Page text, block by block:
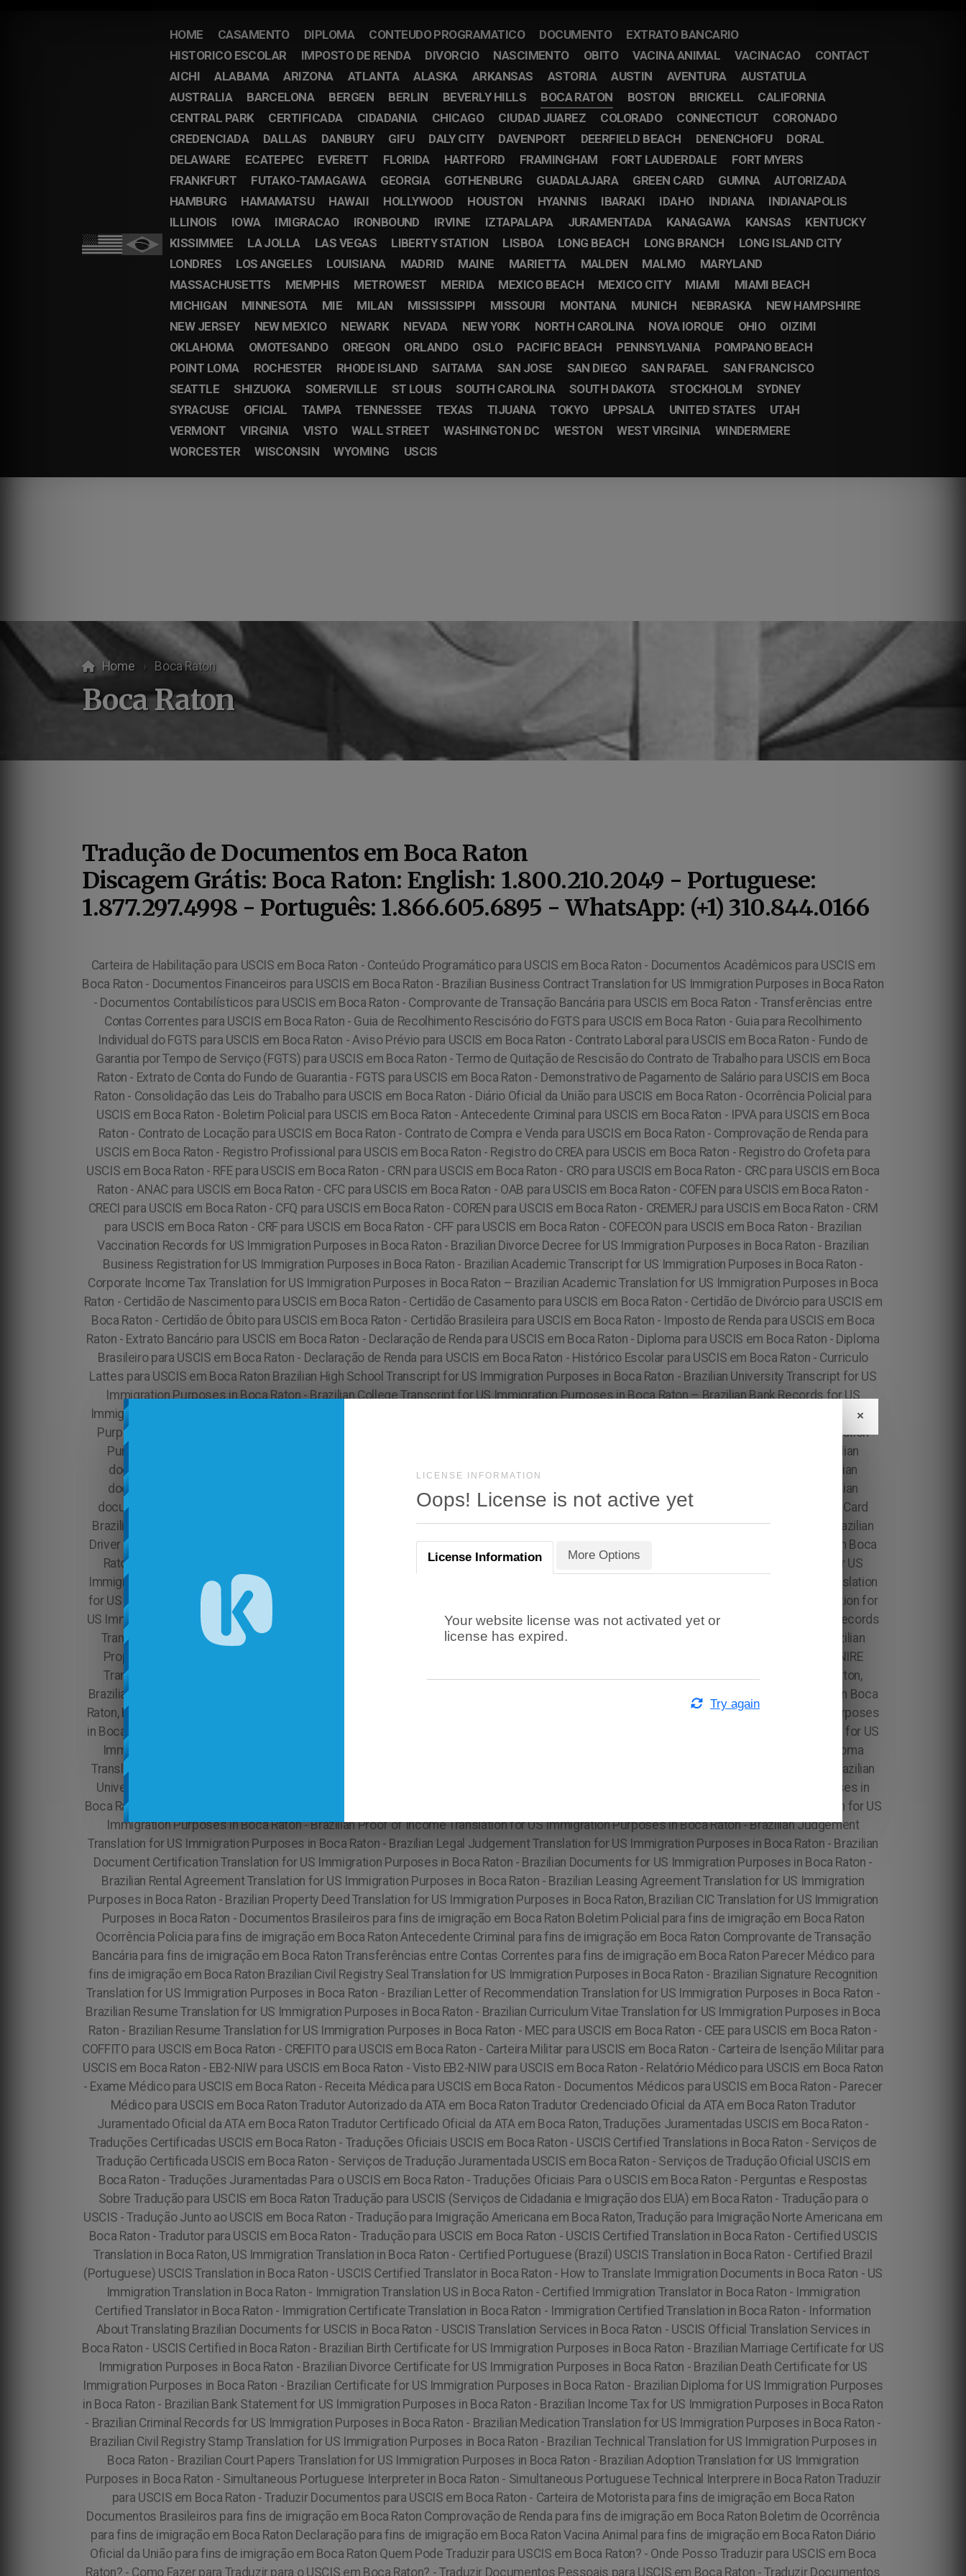
HOME CASAMENTO DIPLOMA CONTEUDO PROGRAMATICO DOCUMENTO
EXTRATO BANCARIO
HISTORICO ESCOLAR
IMPOSTO DE RENDA DIVORCIO NASCIMENTO OBITO VACINA ANIMAL VACINACAO
CONTACT
AICHI
ALABAMA ARIZONA ATLANTA ALASKA ARKANSAS ASTORIA AUSTIN AVENTURA
AUSTATULA
AUSTRALIA
BARCELONA BERGEN BERLIN BEVERLY HILLS BOCA RATON BOSTON BRICKELL
CALIFORNIA
CENTRAL PARK
CERTIFICADA CIDADANIA CHICAGO CIUDAD JUAREZ COLORADO CONNECTICUT
CORONADO
CREDENCIADA
DALLAS DANBURY GIFU DALY CITY DAVENPORT DEERFIELD BEACH DENENCHOFU
DORAL
DELAWARE
ECATEPEC EVERETT FLORIDA HARTFORD FRAMINGHAM FORT LAUDERDALE
FORT MYERS
FRANKFURT
FUTAKO-TAMAGAWA GEORGIA GOTHENBURG GUADALAJARA GREEN CARD GUMNA
AUTORIZADA
HAMBURG
HAMAMATSU HAWAII HOLLYWOOD HOUSTON HYANNIS IBARAKI IDAHO INDIANA
INDIANAPOLIS
ILLINOIS
IOWA IMIGRACAO IRONBOUND IRVINE IZTAPALAPA JURAMENTADA KANAGAWA KANSAS
KENTUCKY
KISSIMMEE
LA JOLLA LAS VEGAS LIBERTY STATION LISBOA LONG BEACH LONG BRANCH
LONG ISLAND CITY
LONDRES
LOS ANGELES LOUISIANA MADRID MAINE MARIETTA MALDEN MALMO
MARYLAND
MASSACHUSETTS
MEMPHIS METROWEST MERIDA MEXICO BEACH MEXICO CITY MIAMI
MIAMI BEACH
MICHIGAN
MINNESOTA MIE MILAN MISSISSIPPI MISSOURI MONTANA MUNICH NEBRASKA
NEW HAMPSHIRE
NEW JERSEY
NEW MEXICO NEWARK NEVADA NEW YORK NORTH CAROLINA NOVA IORQUE OHIO
OIZIMI
OKLAHOMA
OMOTESANDO OREGON ORLANDO OSLO PACIFIC BEACH PENNSYLVANIA
POMPANO BEACH
POINT LOMA
ROCHESTER RHODE ISLAND SAITAMA SAN JOSE SAN DIEGO SAN RAFAEL
SAN FRANCISCO
SEATTLE
SHIZUOKA SOMERVILLE ST LOUIS SOUTH CAROLINA SOUTH DAKOTA STOCKHOLM
SYDNEY
SYRACUSE
OFICIAL TAMPA TENNESSEE TEXAS TIJUANA TOKYO UPPSALA UNITED STATES
UTAH
VERMONT
VIRGINIA VISTO WALL STREET WASHINGTON DC WESTON WEST VIRGINIA
WINDERMERE
WORCESTER
WISCONSIN WYOMING USCIS
Home Boca Raton
Boca Raton
Tradução de Documentos em Boca Raton
Discagem Grátis: Boca Raton: English: 1.800.210.2049 - Portuguese:
1.877.297.4998 - Português: 1.866.605.6895 - WhatsApp: (+1) 310.844.0166
Carteira de Habilitação para USCIS em Boca Raton - Conteúdo Programático para USCIS em Boca Raton - Documentos Acadêmicos para USCIS em Boca Raton - Documentos Financeiros para USCIS em Boca Raton - Brazilian Business Contract Translation for US Immigration Purposes in Boca Raton - Documentos Contabilísticos para USCIS em Boca Raton - Comprovante de Transação Bancária para USCIS em Boca Raton - Transferências entre Contas Correntes para USCIS em Boca Raton - Guia de Recolhimento Rescisório do FGTS para USCIS em Boca Raton - Guia para Recolhimento Individual do FGTS para USCIS em Boca Raton - Aviso Prévio para USCIS em Boca Raton - Contrato Laboral para USCIS em Boca Raton - Fundo de Garantia por Tempo de Serviço (FGTS) para USCIS em Boca Raton - Termo de Quitação de Rescisão do Contrato de Trabalho para USCIS em Boca Raton - Extrato de Conta do Fundo de Guarantia - FGTS para USCIS em Boca Raton - Demonstrativo de Pagamento de Salário para USCIS em Boca Raton - Consolidação das Leis do Trabalho para USCIS em Boca Raton - Diário Oficial da União para USCIS em Boca Raton - Ocorrência Policial para USCIS em Boca Raton - Boletim Policial para USCIS em Boca Raton - Antecedente Criminal para USCIS em Boca Raton - IPVA para USCIS em Boca Raton - Contrato de Locação para USCIS em Boca Raton - Contrato de Compra e Venda para USCIS em Boca Raton - Comprovação de Renda para USCIS em Boca Raton - Registro Profissional para USCIS em Boca Raton - Registro do CREA para USCIS em Boca Raton - Registro do Crofeta para USCIS em Boca Raton - RFE para USCIS em Boca Raton - CRN para USCIS em Boca Raton - CRO para USCIS em Boca Raton - CRC para USCIS em Boca Raton - ANAC para USCIS em Boca Raton - CFC para USCIS em Boca Raton - OAB para USCIS em Boca Raton - COFEN para USCIS em Boca Raton - CRECI para USCIS em Boca Raton - CFQ para USCIS em Boca Raton - COREN para USCIS em Boca Raton - CREMERJ para USCIS em Boca Raton - CRM para USCIS em Boca Raton - CRF para USCIS em Boca Raton - CFF para USCIS em Boca Raton - COFECON para USCIS em Boca Raton - Brazilian Vaccination Records for US Immigration Purposes in Boca Raton - Brazilian Divorce Decree for US Immigration Purposes in Boca Raton - Brazilian Business Registration for US Immigration Purposes in Boca Raton - Brazilian Academic Transcript for US Immigration Purposes in Boca Raton - Corporate Income Tax Translation for US Immigration Purposes in Boca Raton – Brazilian Academic Translation for US Immigration Purposes in Boca Raton - Certidão de Nascimento para USCIS em Boca Raton - Certidão de Casamento para USCIS em Boca Raton - Certidão de Divórcio para USCIS em Boca Raton - Certidão de Óbito para USCIS em Boca Raton - Certidão Brasileira para USCIS em Boca Raton - Imposto de Renda para USCIS em Boca Raton - Extrato Bancário para USCIS em Boca Raton - Declaração de Renda para USCIS em Boca Raton - Diploma para USCIS em Boca Raton - Diploma Brasileiro para USCIS em Boca Raton - Declaração de Renda para USCIS em Boca Raton - Histórico Escolar para USCIS em Boca Raton - Curriculo Lattes para USCIS em Boca Raton Brazilian High School Transcript for US Immigration Purposes in Boca Raton - Brazilian University Transcript for US Immigration Purposes in Boca Raton - Brazilian College Transcript for US Immigration Purposes in Boca Raton – Brazilian Bank Records for US Immigration Purposes in Boca Raton Brazilian Documents for US Immigration Purposes in Boca Raton - Brazilian Common in Law for US Immigration Purposes in Boca Raton - Brazilian Divorce Decree for US Immigration Purposes in Boca Raton - Brazilian Vaccination Records for US Immigration Purposes in Boca Raton - Brazilian EB2-NIW Documents for US Immigration Purposes in Boca Raton - Brazilian High School, EB2-NIW Brazilian documents for US Immigration Purposes in Boca Raton, EB2 Brazilian documents for US Immigration Purposes in Boca Raton – EB1 Brazilian documents for US Immigration Purposes in Boca Raton – EB3 Brazilian documents for US Immigration Purposes in Boca Raton – F1 Brazilian documents for US Immigration Purposes in Boca Raton – US Visa Brazilian documents for US Immigration Purposes in Boca Raton – Green Card Brazilian documents for US Immigration Purposes in Boca Raton – Brazilian Curriculo Lattes for US Immigration Purposes in Boca Raton – Brazilian Driver License Translation for US Immigration Purposes in Boca Raton - Brazilian Identification Card Translation for US Immigration Purposes in Boca Raton – Brazilian Syllabus Content Translation for US Immigration Purposes in Boca Raton - Brazilian Articles of Incorporation Translation for US Immigration Purposes in Boca Raton - Brazilian Official Gazette Translation for US Immigration Purposes in Boca Raton - Brazilian Judicial Translation for US Immigration Purposes in Boca Raton - Brazilian Legal Translation for US Immigration Purposes in Boca Raton - Brazilian Medical Translation for US Immigration Purposes in Boca Raton - Brazilian Medical Exams Translation for US Immigration Purposes in Boca Raton - Brazilian Medical Records Translation for US Immigration Purposes in Boca Raton - Brazilian Tax Records Translation for US Immigration Purposes in Boca Raton - Brazilian Property Deed Translation for US Immigration Purposes in Boca Raton, Brazilian IPVA for US Immigration Purposes in Boca Raton, Brazilian NIRE Translation for US Immigration Purposes in Boca Raton, Brazilian Business Registration Translation for US Immigration Purposes in Boca Raton, Brazilian Corporate Translation for US Immigration Purposes in Boca Raton, Brazilian Asylum papers Translation for US Immigration Purposes in Boca Raton, Brazilian MEI Translation for US Immigration Purposes in Boca Raton, Brazilian Federal Police Records Translation for US Immigration Purposes in Boca Raton, Brazilian Civil Police Records Translation for US Immigration Purposes in Boca Raton - Brazilian Local Police Records Translation for US Immigration Purposes in Boca Raton - Brazilian Adoption Translation for US Immigration Purposes in Boca Raton - Brazilian High School Diploma Translation for US Immigration Purposes in Boca Raton - Brazilian College Diploma Translation for US Immigration Purposes in Boca Raton - Brazilian University Diploma Translation for US Immigration Purposes in Boca Raton - Brazilian Doctoral Diploma Translation for US Immigration Purposes in Boca Raton - Brazilian Professional Registration Translation for US Immigration Purposes in Boca Raton - Brazilian CREA Registration Translation for US Immigration Purposes in Boca Raton - Brazilian Proof of Income Translation for US Immigration Purposes in Boca Raton - Brazilian Judgement Translation for US Immigration Purposes in Boca Raton - Brazilian Legal Judgement Translation for US Immigration Purposes in Boca Raton - Brazilian Document Certification Translation for US Immigration Purposes in Boca Raton - Brazilian Documents for US Immigration Purposes in Boca Raton - Brazilian Rental Agreement Translation for US Immigration Purposes in Boca Raton - Brazilian Leasing Agreement Translation for US Immigration Purposes in Boca Raton - Brazilian Property Deed Translation for US Immigration Purposes in Boca Raton, Brazilian CIC Translation for US Immigration Purposes in Boca Raton - Documentos Brasileiros para fins de imigração em Boca Raton Boletim Policial para fins de imigração em Boca Raton Ocorrência Policia para fins de imigração em Boca Raton Antecedente Criminal para fins de imigração em Boca Raton Comprovante de Transação Bancária para fins de imigração em Boca Raton Transferências entre Contas Correntes para fins de imigração em Boca Raton Parecer Médico para fins de imigração em Boca Raton Brazilian Civil Registry Seal Translation for US Immigration Purposes in Boca Raton - Brazilian Signature Recognition Translation for US Immigration Purposes in Boca Raton - Brazilian Letter of Recommendation Translation for US Immigration Purposes in Boca Raton - Brazilian Resume Translation for US Immigration Purposes in Boca Raton - Brazilian Curriculum Vitae Translation for US Immigration Purposes in Boca Raton - Brazilian Resume Translation for US Immigration Purposes in Boca Raton - MEC para USCIS em Boca Raton - CEE para USCIS em Boca Raton - COFFITO para USCIS em Boca Raton - CREFITO para USCIS em Boca Raton - Carteira Militar para USCIS em Boca Raton - Carteira de Isenção Militar para USCIS em Boca Raton - EB2-NIW para USCIS em Boca Raton - Visto EB2-NIW para USCIS em Boca Raton - Relatório Médico para USCIS em Boca Raton - Exame Médico para USCIS em Boca Raton - Receita Médica para USCIS em Boca Raton - Documentos Médicos para USCIS em Boca Raton - Parecer Médico para USCIS em Boca Raton Tradutor Autorizado da ATA em Boca Raton Tradutor Credenciado Oficial da ATA em Boca Raton Tradutor Juramentado Oficial da ATA em Boca Raton Tradutor Certificado Oficial da ATA em Boca Raton, Traduções Juramentadas USCIS em Boca Raton - Traduções Certificadas USCIS em Boca Raton - Traduções Oficiais USCIS em Boca Raton - USCIS Certified Translations in Boca Raton - Serviços de Tradução Certificada USCIS em Boca Raton - Serviços de Tradução Juramentada USCIS em Boca Raton - Serviços de Tradução Oficial USCIS em Boca Raton - Traduções Juramentadas Para o USCIS em Boca Raton - Traduções Oficiais Para o USCIS em Boca Raton - Perguntas e Respostas Sobre Tradução para USCIS em Boca Raton Tradução para USCIS (Serviços de Cidadania e Imigração dos EUA) em Boca Raton - Tradução para o USCIS - Tradução Junto ao USCIS em Boca Raton - Tradução para Imigração Americana em Boca Raton, Tradução para Imigração Norte Americana em Boca Raton - Tradutor para USCIS em Boca Raton - Tradução para USCIS em Boca Raton - USCIS Certified Translation in Boca Raton - Certified USCIS Translation in Boca Raton, US Immigration Translation in Boca Raton - Certified Portuguese (Brazil) USCIS Translation in Boca Raton - Certified Brazil (Portuguese) USCIS Translation in Boca Raton - USCIS Certified T
LICENSE INFORMATION
Oops! License is not active yet
×
License Information More Options
Your website license was not activated yet or
license has expired.
Try again